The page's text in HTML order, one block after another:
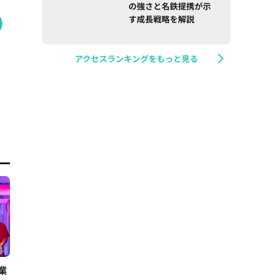
の強さと名鉄提携が示
す成長戦略を解説
アクセスランキングをもっと見る